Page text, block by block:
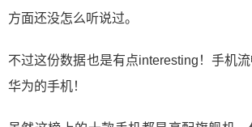
方面还没怎么听说过。
不过这份数据也是有点interesting！手机
华为的手机！